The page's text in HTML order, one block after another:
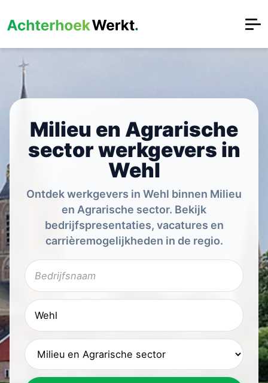
Milieu en Agrarische
sector werkgevers in
Wehl
Ontdek werkgevers in Wehl binnen Milieu
en Agrarische sector. Bekijk
bedrijfspresentaties, vacatures en
carrièremogelijkheden in de regio.